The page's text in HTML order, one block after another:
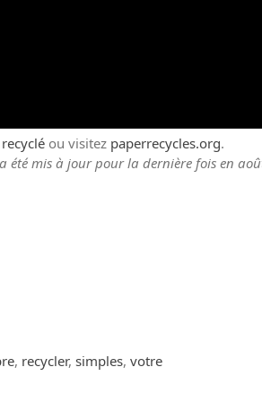
ou visitez paperrecycles.org.
mis à jour pour la dernière fois en
, recycler, simples, votre